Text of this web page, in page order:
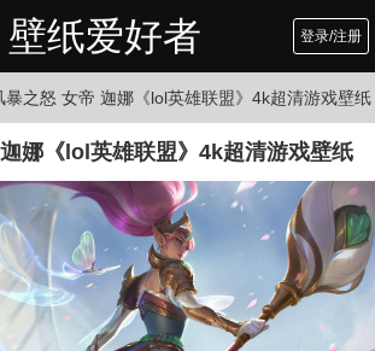
壁纸爱好者 登录/注册
暴之怒 女帝 迦娜《lol英雄联盟》4k超清游戏壁纸
娜《lol英雄联盟》4k超清游戏壁纸